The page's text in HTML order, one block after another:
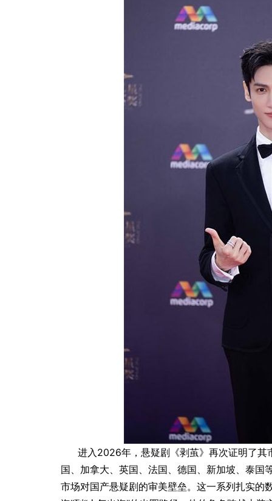
进入2026年，悬疑剧《剥茧》再次证明了
国、加拿大、英国、法国、德国、新加坡、泰国
市场对国产悬疑剧的审美壁垒。这一系列扎实的